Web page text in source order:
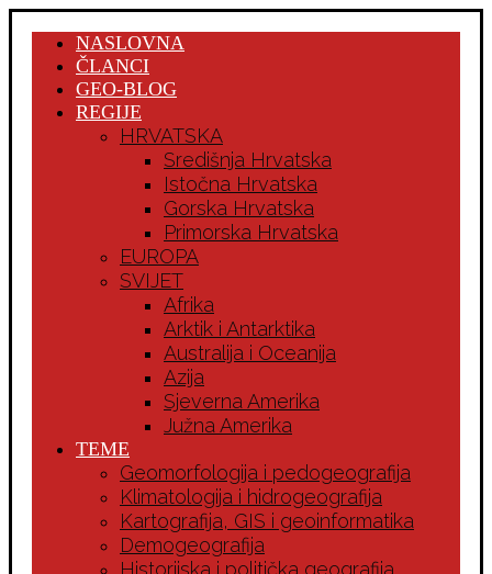
NASLOVNA
ČLANCI
GEO-BLOG
REGIJE
HRVATSKA
Središnja Hrvatska
Istočna Hrvatska
Gorska Hrvatska
Primorska Hrvatska
EUROPA
SVIJET
Afrika
Arktik i Antarktika
Australija i Oceanija
Azija
Sjeverna Amerika
Južna Amerika
TEME
Geomorfologija i pedogeografija
Klimatologija i hidrogeografija
Kartografija, GIS i geoinformatika
Demogeografija
Historijska i politička geografija